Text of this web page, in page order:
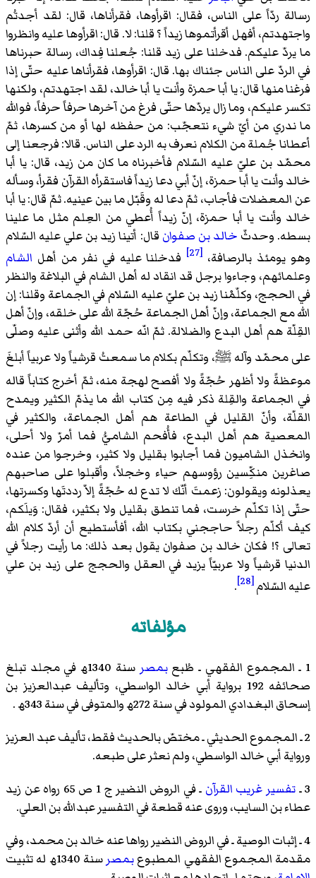
رسالة ردّاً على الناس، فقال: اقرأوها، فقرأناها، قال: لقد أجدتُم
واجتهدتم، أفهل أقرأتموها زيداً ؟ قلنا: لا. قال: اقرأوها عليه وانظروا
ما يردّ عليكم. فدخلنا على زيد قلنا: جُعلنا فِداك، رسالة حبرناها
في الردّ على الناس جئناك بها. قال: اقرأوها، فقرأناها عليه حتّى إذا
فرغنا منها قال: يا أبا حمزة وأنت يا أبا خالد، لقد اجتهدتم، ولكنها
تكسر عليكم، وما زال يردّها حتّى فرغ من آخرها حرفاً حرفاً، فوالله
ما ندري من أيّ شيء نتعجّب: من حفظه لها أو من كسرها، ثمّ
أعطانا جُملة من الكلام نعرف به الرد على الناس. قالا: فرجعنا إلى
محمّد بن عليّ عليه السّلام فأخبرناه ما كان من زيد، قال: يا أبا
خالد وأنت يا أبا حمزة، إنّ أبي دعا زيداً فاستقرأه القرآن فقرأ، وسأله
عن المعضلات فأجاب، ثمّ دعا له وقَبّل ما بين عينيه. ثمّ قال: يا أبا
خالد وأنت يا أبا حمزة، إنّ زيداً أُعطي من العِلم مثل ما علينا
بسطه. وحدثّ خالد بن صفوان قال: أتينا زيد بن علي عليه السّلام
وهو يومئذ بالرصافة، [27] فدخلنا عليه في نفر من أهل الشام
وعلمائهم، وجاءوا برجل قد انقاد له أهل الشام في البلاغة والنظر
في الحجج، وكلّمْنا زيد بن عليّ عليه السّلام في الجماعة وقلنا: إن
الله مع الجماعة، وإنّ أهل الجماعة حُجّة الله على خلقه، وإنّ أهل
القِلّة هم أهل البدع والضلالة. ثمّ انّه حمد الله وأثنى عليه وصلّى
على محمّد وآلهﷺ، وتكلّم بكلام ما سمعتُ قرشياً ولا عربياً أبلغَ
موعظةً ولا أظهر حُجّةً ولا أفصح لهجة منه، ثمّ أخرج كتاباً قاله
في الجماعة والقِلة ذكر فيه مِن كتاب الله ما يذمّ الكثير ويمدح
القلّة، وأنّ القليل في الطاعة هم أهل الجماعة، والكثير في
المعصية هم أهل البدع، فأُفحم الشاميُّ فما أمرّ ولا أحلى،
وانخذل الشاميون فما أجابوا بقليل ولا كثير، وخرجوا من عنده
صاغرين منكِّسين رؤوسهم حياء وخجلاً، وأقبلوا على صاحبهم
يعذلونه ويقولون: زعمتَ أنّك لا تدع له حُجّةً إلاّ رددتَها وكسرتها،
حتّى إذا تكلّم خرست، فما تنطق بقليل ولا بكثير، فقال: وَيلَكم،
كيف أكلّم رجلاً حاججني بكتاب الله، أفأستطيع أن أردّ كلام الله
تعالى ؟! فكان خالد بن صفوان يقول بعد ذلك: ما رأيت رجلاً في
الدنيا قرشياً ولا عربيّاً يزيد في العقل والحجج على زيد بن علي
عليه السّلام[28]
.
مؤلفاته
1 ـ المجموع الفقهي ـ طُبعبمصر
سنة 1340ھ في مجلد تبلغ
صحائفه 192 برواية
أبي خالد الواسطي، وتأليفعبدالعزيز بن
إسحاق البغداديالمولود في سنة 272ھ والمتوفى في سنة 343ھ .
2 ـ المجموع الحديثيـ مختصّ بالحديث فقط، تأليف عبد العزيز
وروايةأبي خالد الواسطي، ولم نعثر على طبعه.
3 ـ تفسير غريب القرآن ـ في الروض النضير ج 1 ص 65 رواه عن زيد
عطاء بن السايب، وروى عنه قطعة في التفسيرعبدالله بن العلي.
4 ـ إثبات الوصيةـ في الروض النضير رواها عنه خالد بن محمد، وفي
مقدمة المجموع الفقهي المطبوعبمصر سنة 1340ھ له تثبيت